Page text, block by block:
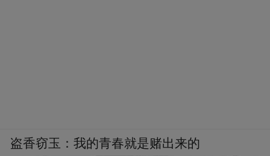
盗香窃玉：我的青春就是赌出来的